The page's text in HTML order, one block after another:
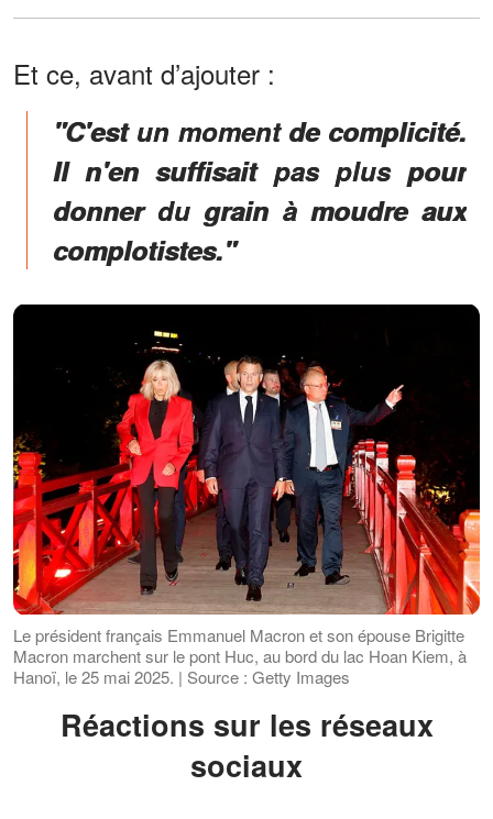
Et ce, avant d’ajouter :
"C'est un moment de complicité.
Il n'en suffisait pas plus pour
donner du grain à moudre aux
complotistes."
Le président français Emmanuel Macron et son épouse Brigitte
Macron marchent sur le pont Huc, au bord du lac Hoan Kiem, à
Hanoï, le 25 mai 2025. | Source : Getty Images
Réactions sur les réseaux
sociaux